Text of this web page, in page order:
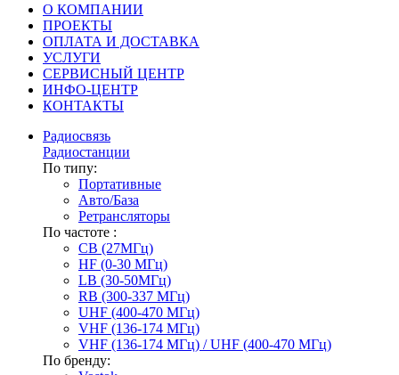
О КОМПАНИИ
ПРОЕКТЫ
ОПЛАТА И ДОСТАВКА
УСЛУГИ
СЕРВИСНЫЙ ЦЕНТР
ИНФО-ЦЕНТР
КОНТАКТЫ
Радиосвязь
Радиостанции
По типу:
Портативные
Авто/База
Ретрансляторы
По частоте :
CB (27МГц)
HF (0-30 МГц)
LB (30-50МГц)
RB (300-337 МГц)
UHF (400-470 МГц)
VHF (136-174 МГц)
VHF (136-174 МГц) / UHF (400-470 МГц)
По бренду: